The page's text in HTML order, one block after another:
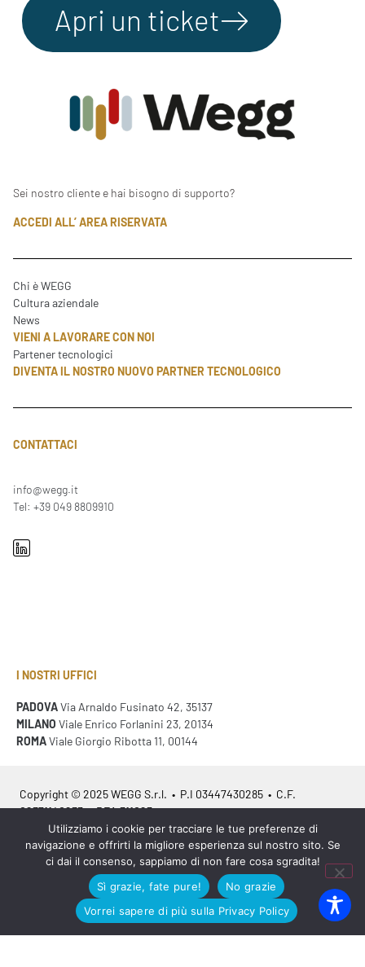
Apri un ticket
Sei nostro cliente e hai bisogno di supporto?
ACCEDI ALL’ AREA RISERVATA
Chi è WEGG
Cultura aziendale
News
VIENI A LAVORARE CON NOI
Partener tecnologici
DIVENTA IL NOSTRO NUOVO PARTNER TECNOLOGICO
CONTATTACI
info@wegg.it
Tel: +39 049 8809910
I NOSTRI UFFICI
PADOVAVia Arnaldo Fusinato 42, 35137
MILANO Viale Enrico Forlanini 23, 20134
ROMAViale Giorgio Ribotta 11, 00144
Copyright © 2025 WEGG S.r.l. • P.I 03447430285 • C.F.
02371140233 • REA 311023
Azienda CertificataISO 9001:2015– ITA /ISO 9001:2015– EN
Utilizziamo i cookie per tracciare le tue preferenze di
navigazione e offrirti la migliore esperienza sul nostro sito. Se
ci dai il consenso, sappiamo di non fare cosa sgradita!
Sì grazie, fate pure!
No grazie
Vorrei sapere di più sulla Privacy Policy